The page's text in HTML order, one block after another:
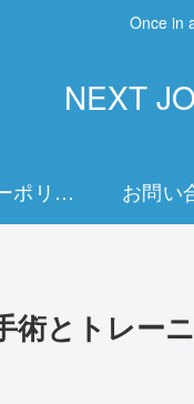
Once in
NEXT
プライバシーポリシー お問い
術とトレー